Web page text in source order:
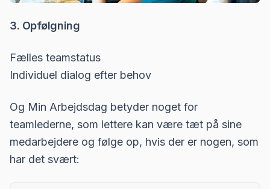
3. Opfølgning
Fælles teamstatus
Individuel dialog efter behov
Og Min Arbejdsdag betyder noget for
teamlederne, som lettere kan være tæt på sine
medarbejdere og følge op, hvis der er nogen, som
har det svært: